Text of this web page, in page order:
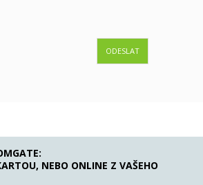
ODESLAT
NEBO ONLINE Z VAŠEHO